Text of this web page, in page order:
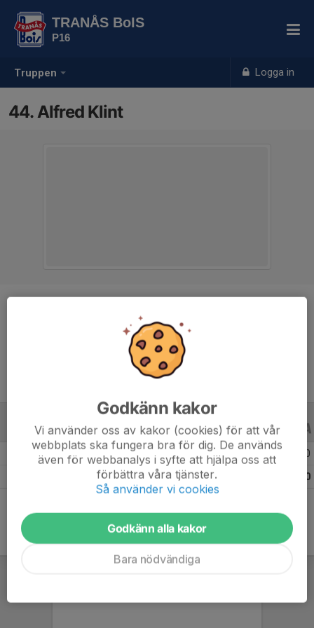
Truppen Logga in
TRANÅS BoIS
P16
44. Alfred Klint
Målvakt
14 år
ALLA SERIER ALLA ÅR
Säsongen 25/26 12 0
12 0
Godkänn kakor
Vi använder oss av kakor (cookies) för att vår
webbplats ska fungera bra för dig. De används
även för webbanalys i syfte att hjälpa oss att
förbättra våra tjänster.
Så använder vi cookies
Godkänn alla kakor
Bara nödvändiga